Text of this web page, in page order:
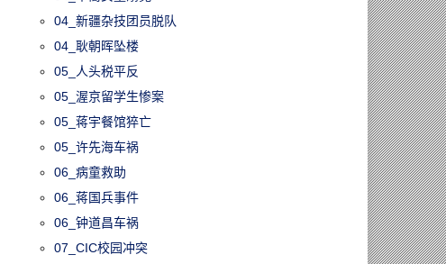
04_新疆杂技团员脱队
04_耿朝晖坠楼
05_人头税平反
05_渥京留学生惨案
05_蒋宇餐馆猝亡
05_许先海车祸
06_病童救助
06_蒋国兵事件
06_钟道昌车祸
07_CIC校园冲突